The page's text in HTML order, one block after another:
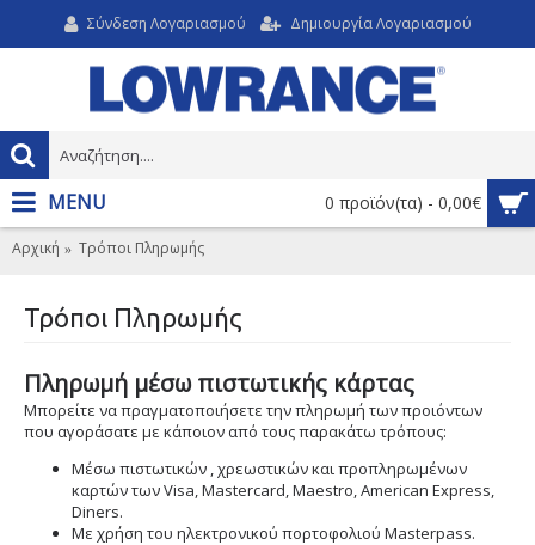
Σύνδεση Λογαριασμού Δημιουργία Λογαριασμού
0 προϊόν(τα) - 0,00€
MENU
Αρχική Τρόποι Πληρωμής
Τρόποι Πληρωμής
Πληρωμή μέσω πιστωτικής κάρτας
Μπορείτε να πραγματοποιήσετε την πληρωμή των προιόντων
που αγοράσατε με κάποιον από τους παρακάτω τρόπους:
Μέσω πιστωτικών , χρεωστικών και προπληρωμένων
καρτών των Visa, Mastercard, Maestro, American Express,
Diners.
Με χρήση του ηλεκτρονικού πορτοφολιού Masterpass.